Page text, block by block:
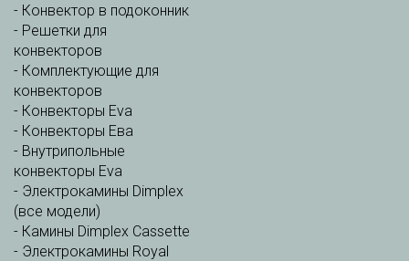
- Конвектор в подоконник
- Решетки для
конвекторов
- Комплектующие для
конвекторов
- Конвекторы Eva
- Конвекторы Ева
- Внутрипольные
конвекторы Eva
- Электрокамины Dimplex
(все модели)
- Камины Dimplex Cassette
- Электрокамины Royal